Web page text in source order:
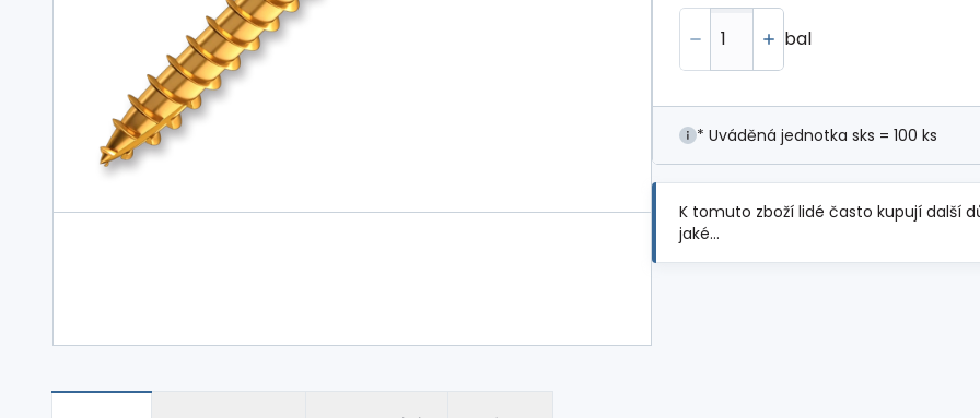
bal
* Uváděná jednotka sks = 100 ks
K tomuto zboží lidé často kupují další
jaké…